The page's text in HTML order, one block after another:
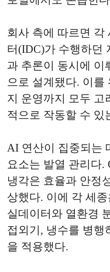
회사 측에 따르면 각
터(IDC)가 수행하던
과 추론이 동시에 이
으로 설계됐다. 이를
지 운영까지 모두 고
적으로 작동할 수 있
AI 연산이 집중되는
요소는 발열 관리다.
냉각은 효율과 안정
상했다. 이에 각 세
실데이터와 열환경
접외기, 냉수를 병행
을 적용했다.